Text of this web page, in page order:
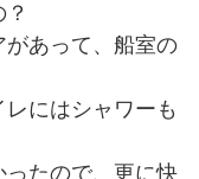
あって、船室の
にはシャワーも
たので、更に快